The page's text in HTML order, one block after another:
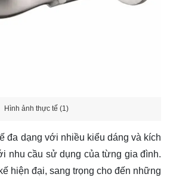
Hình ảnh thực tế (1)
đa dạng với nhiều kiểu dáng và kích
nhu cầu sử dụng của từng gia đình.
hiện đại, sang trọng cho đến những